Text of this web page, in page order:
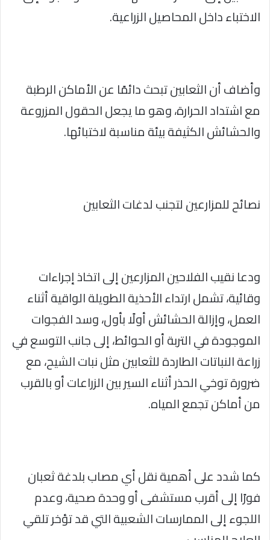
الاختباء داخل المحاصيل الزراعية.
وأضاف أن الثعابين تبحث دائمًا عن الأماكن الرطبة
مع اشتداد الحرارة، وهو ما يجعل الحقول المزروعة
والحشائش الكثيفة بيئة مناسبة لاختبائها.
نصائح للمزارعين لتجنب لدغات الثعابين
ودعا نقيب الفلاحين المزارعين إلى اتخاذ إجراءات
وقائية، تشمل ارتداء الأحذية الطويلة الواقية أثناء
العمل، وإزالة الحشائش أولًا بأول، وسد الفجوات
الموجودة في التربة أو الحوائط، إلى جانب التوسع في
زراعة النباتات الطاردة للثعابين مثل نبات الشيح، مع
ضرورة توخي الحذر أثناء السير بين الزراعات أو بالقرب
من أماكن تجمع المياه.
كما شدد على أهمية نقل أي مصاب بلدغة ثعبان
فورًا إلى أقرب مستشفى أو وحدة صحية، وعدم
اللجوء إلى الممارسات الشعبية التي قد تؤخر تلقي